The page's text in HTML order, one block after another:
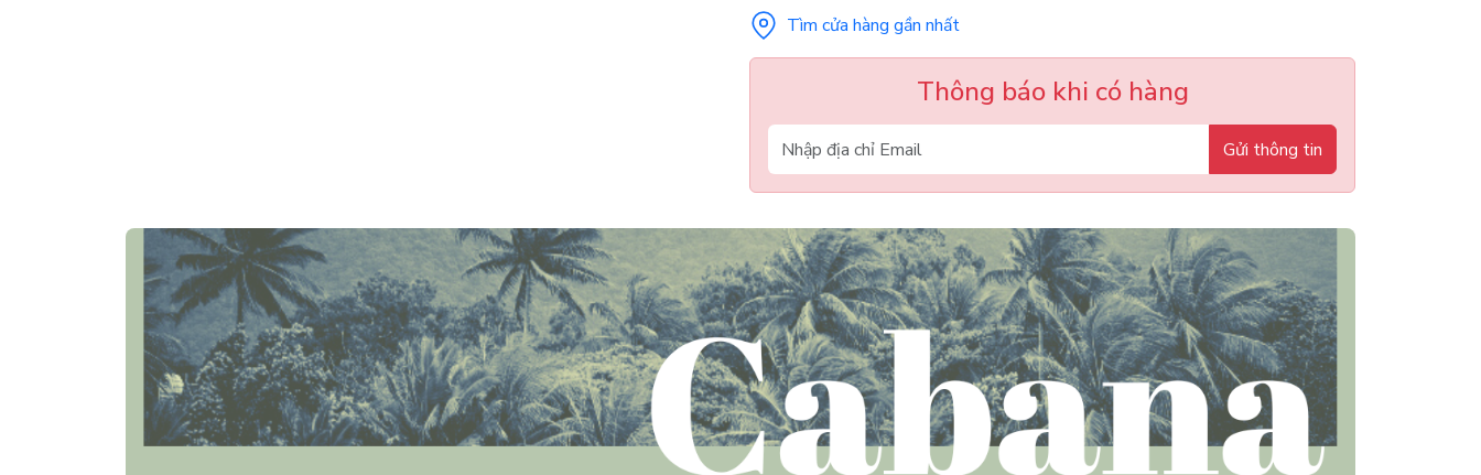
Tìm cửa hàng gần nhất
Thông báo khi có hàng
Gửi thông tin